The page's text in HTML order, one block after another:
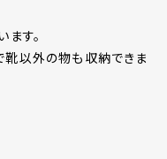
す。
以外の物も収納できま